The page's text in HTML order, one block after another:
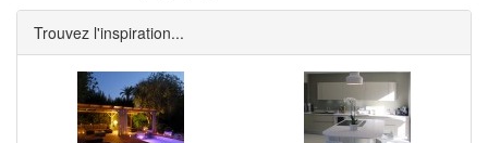
Trouvez l'inspiration...